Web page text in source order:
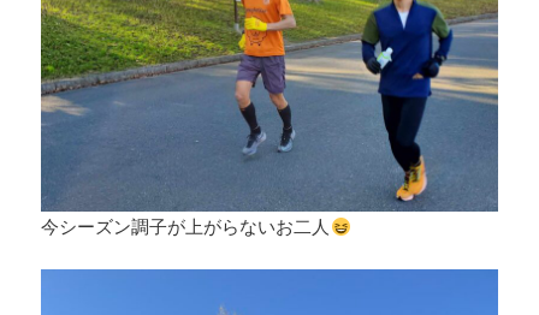
今シーズン調子が上がらないお二人